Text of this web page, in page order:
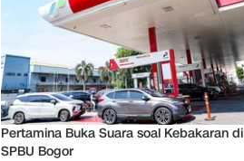
Pertamina Buka Suara soal Kebakaran di
SPBU Bogor